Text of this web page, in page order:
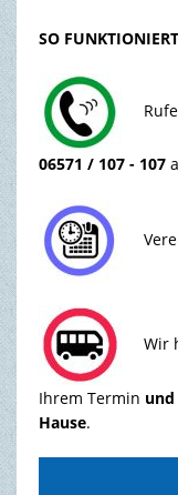
SO
06571 / 107 - 107
Wir
Ihrem Termin
Hause.